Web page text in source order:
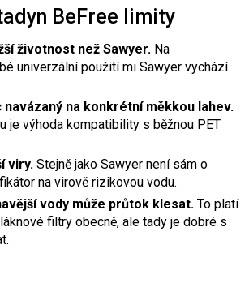
BeFree limity
životnost než Sawyer. Na
univerzální použití mi Sawyer vychází
navázaný na konkrétní měkkou lahev.
je výhoda kompatibility s běžnou PET
viry. Stejně jako Sawyer není sám o
na virově rizikovou vodu.
vody může průtok klesat. To platí
filtry obecně, ale tady je dobré s